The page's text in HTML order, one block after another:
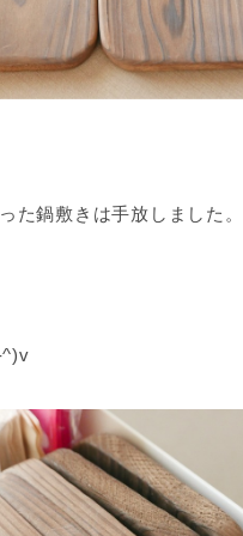
た鍋敷きは手放しました。
^)v